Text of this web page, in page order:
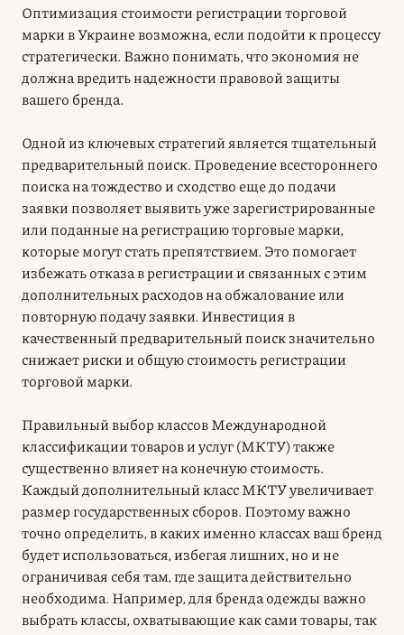
Оптимизация стоимости регистрации торговой
марки в Украине возможна, если подойти к процессу
стратегически. Важно понимать, что экономия не
должна вредить надежности правовой защиты
вашего бренда.
Одной из ключевых стратегий является тщательный
предварительный поиск. Проведение всестороннего
поиска на тождество и сходство еще до подачи
заявки позволяет выявить уже зарегистрированные
или поданные на регистрацию торговые марки,
которые могут стать препятствием. Это помогает
избежать отказа в регистрации и связанных с этим
дополнительных расходов на обжалование или
повторную подачу заявки. Инвестиция в
качественный предварительный поиск значительно
снижает риски и общую стоимость регистрации
торговой марки.
Правильный выбор классов Международной
классификации товаров и услуг (МКТУ) также
существенно влияет на конечную стоимость.
Каждый дополнительный класс МКТУ увеличивает
размер государственных сборов. Поэтому важно
точно определить, в каких именно классах ваш бренд
будет использоваться, избегая лишних, но и не
ограничивая себя там, где защита действительно
необходима. Например, для бренда одежды важно
выбрать классы, охватывающие как сами товары, так